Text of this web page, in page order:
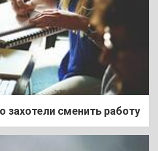
захотели сменить работу